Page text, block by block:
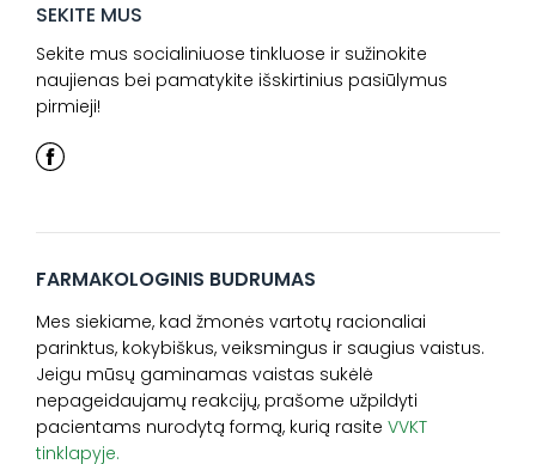
SEKITE MUS
Sekite mus socialiniuose tinkluose ir sužinokite
naujienas bei pamatykite išskirtinius pasiūlymus
pirmieji!
FARMAKOLOGINIS BUDRUMAS
Mes siekiame, kad žmonės vartotų racionaliai
parinktus, kokybiškus, veiksmingus ir saugius vaistus.
Jeigu mūsų gaminamas vaistas sukėlė
nepageidaujamų reakcijų, prašome užpildyti
pacientams nurodytą formą, kurią rasite VVKT
tinklapyje.